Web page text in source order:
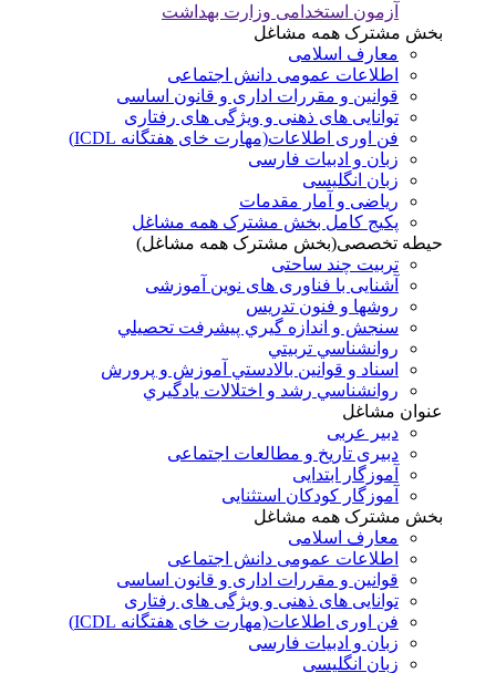
آزمون استخدامی وزارت بهداشت
بخش مشترک همه مشاغل
معارف اسلامی
اطلاعات عمومی دانش اجتماعی
قوانین و مقررات اداری و قانون اساسی
توانایی های ذهنی و ویژگی های رفتاری
فن اوری اطلاعات(مهارت خای هفتگانه ICDL)
زبان و ادبیات فارسی
زبان انگلیسی
ریاضی و آمار مقدمات
پکیج کامل بخش مشترک همه مشاغل
حیطه تخصصی(بخش مشترک همه مشاغل)
تربیت چند ساحتی
آشنایی با فناوری های نوین آموزشی
روشها و فنون تدريس
سنجش و اندازه گيري پيشرفت تحصيلي
روانشناسي تربيتي
اسناد و قوانين بالادستي آموزش و پرورش
روانشناسي رشد و اختلالات يادگيري
عنوان مشاغل
دبير عربی
دبیری تاریخ و مطالعات اجتماعی
آموزگار ابتدایی
آموزگار کودکان استثنایی
بخش مشترک همه مشاغل
معارف اسلامی
اطلاعات عمومی دانش اجتماعی
قوانین و مقررات اداری و قانون اساسی
توانایی های ذهنی و ویژگی های رفتاری
فن اوری اطلاعات(مهارت خای هفتگانه ICDL)
زبان و ادبیات فارسی
زبان انگلیسی